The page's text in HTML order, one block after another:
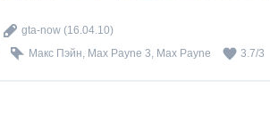
gta-now (16.04.10)
Макс Пэйн, Max Payne 3, Max Payne 3.7/3